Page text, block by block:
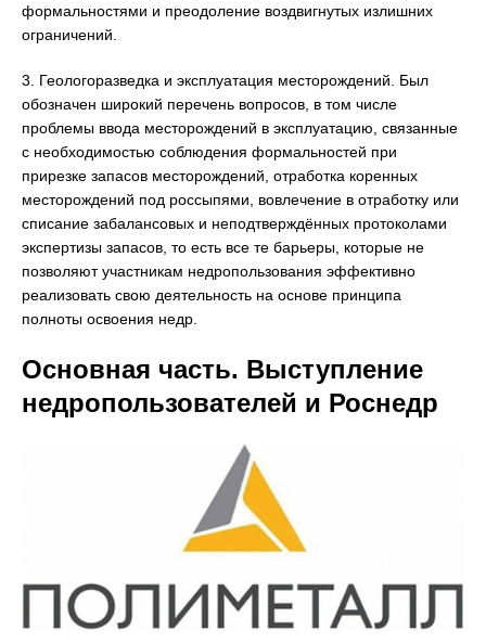
формальностями и преодоление воздвигнутых излишних
ограничений.
3. Геологоразведка и эксплуатация месторождений. Был
обозначен широкий перечень вопросов, в том числе
проблемы ввода месторождений в эксплуатацию, связанные
с необходимостью соблюдения формальностей при
прирезке запасов месторождений, отработка коренных
месторождений под россыпями, вовлечение в отработку или
списание забалансовых и неподтверждённых протоколами
экспертизы запасов, то есть все те барьеры, которые не
позволяют участникам недропользования эффективно
реализовать свою деятельность на основе принципа
полноты освоения недр.
Основная часть. Выступление
недропользователей и Роснедр